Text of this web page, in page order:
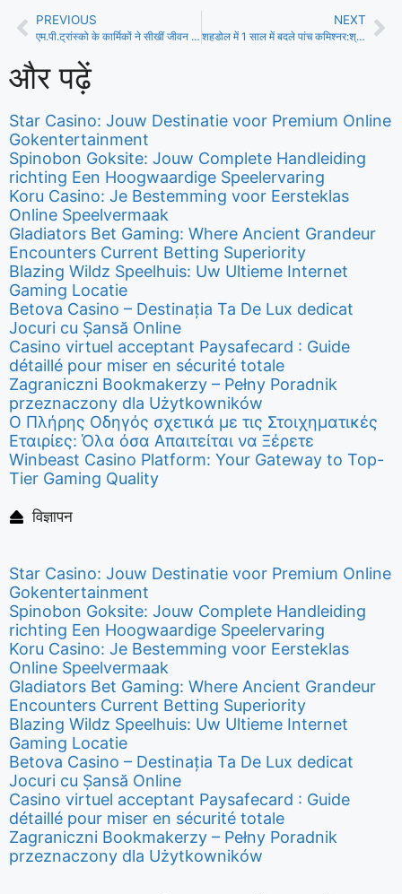
PREVIOUS
एम.पी.ट्रांस्को के कार्मिकों ने सीखीं जीवन रक्षक तकनीक
NEXT
शहडोल में 1 साल में बदले पांच कमिश्नर:श्रीमन शुक्ला नहीं बैठा पाए तालमेल
और पढ़ें
Star Casino: Jouw Destinatie voor Premium Online
Gokentertainment
Spinobon Goksite: Jouw Complete Handleiding
richting Een Hoogwaardige Speelervaring
Koru Casino: Je Bestemming voor Eersteklas
Online Speelvermaak
Gladiators Bet Gaming: Where Ancient Grandeur
Encounters Current Betting Superiority
Blazing Wildz Speelhuis: Uw Ultieme Internet
Gaming Locatie
Betova Casino – Destinația Ta De Lux dedicat
Jocuri cu Șansă Online
Casino virtuel acceptant Paysafecard : Guide
détaillé pour miser en sécurité totale
Zagraniczni Bookmakerzy – Pełny Poradnik
przeznaczony dla Użytkowników
Ο Πλήρης Οδηγός σχετικά με τις Στοιχηματικές
Εταιρίες: Όλα όσα Απαιτείται να Ξέρετε
Winbeast Casino Platform: Your Gateway to Top-
Tier Gaming Quality
विज्ञापन
Star Casino: Jouw Destinatie voor Premium Online
Gokentertainment
Spinobon Goksite: Jouw Complete Handleiding
richting Een Hoogwaardige Speelervaring
Koru Casino: Je Bestemming voor Eersteklas
Online Speelvermaak
Gladiators Bet Gaming: Where Ancient Grandeur
Encounters Current Betting Superiority
Blazing Wildz Speelhuis: Uw Ultieme Internet
Gaming Locatie
Betova Casino – Destinația Ta De Lux dedicat
Jocuri cu Șansă Online
Casino virtuel acceptant Paysafecard : Guide
détaillé pour miser en sécurité totale
Zagraniczni Bookmakerzy – Pełny Poradnik
przeznaczony dla Użytkowników